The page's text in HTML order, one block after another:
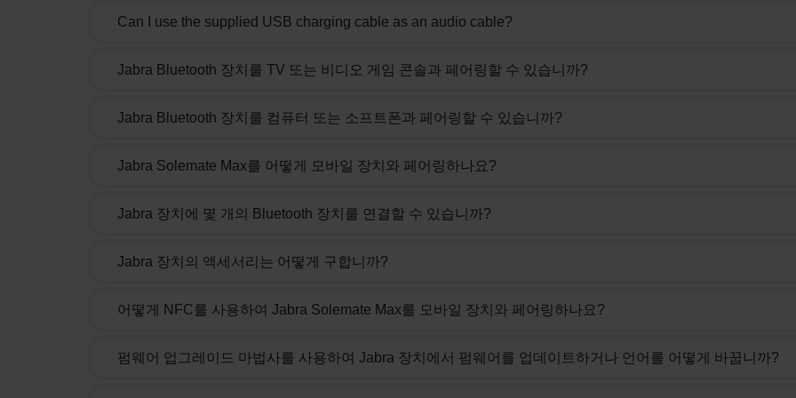
Can I use the supplied USB charging cable as an audio cable?
Jabra Bluetooth 장치를 TV 또는 비디오 게임 콘솔과 페어링할 수 있습니까?
Jabra Bluetooth 장치를 컴퓨터 또는 소프트폰과 페어링할 수 있습니까?
Jabra Solemate Max를 어떻게 모바일 장치와 페어링하나요?
Jabra 장치에 몇 개의 Bluetooth 장치를 연결할 수 있습니까?
Jabra 장치의 액세서리는 어떻게 구합니까?
어떻게 NFC를 사용하여 Jabra Solemate Max를 모바일 장치와 페어링하나요?
펌웨어 업그레이드 마법사를 사용하여 Jabra 장치에서 펌웨어를 업데이트하거나 언어를 어떻게 바꿉니까?